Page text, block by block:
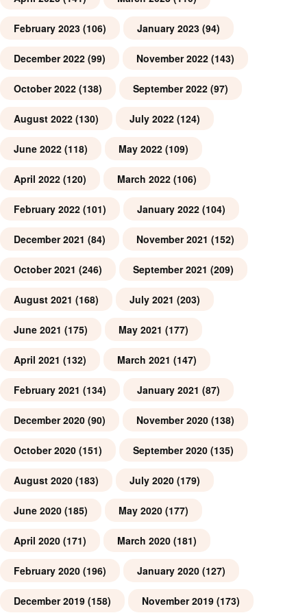
February 2023 (106) January 2023 (94)
December 2022 (99) November 2022 (143)
October 2022 (138) September 2022 (97)
August 2022 (130) July 2022 (124)
June 2022 (118) May 2022 (109)
April 2022 (120) March 2022 (106)
February 2022 (101) January 2022 (104)
December 2021 (84) November 2021 (152)
October 2021 (246) September 2021 (209)
August 2021 (168) July 2021 (203)
June 2021 (175) May 2021 (177)
April 2021 (132) March 2021 (147)
February 2021 (134) January 2021 (87)
December 2020 (90) November 2020 (138)
October 2020 (151) September 2020 (135)
August 2020 (183) July 2020 (179)
June 2020 (185) May 2020 (177)
April 2020 (171) March 2020 (181)
February 2020 (196) January 2020 (127)
December 2019 (158) November 2019 (173)